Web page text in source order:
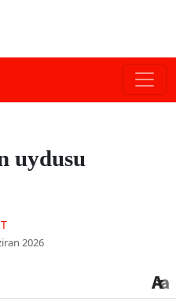
uydusu
2026